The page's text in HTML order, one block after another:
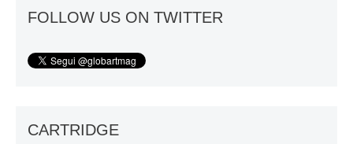
FOLLOW US ON TWITTER
CARTRIDGE